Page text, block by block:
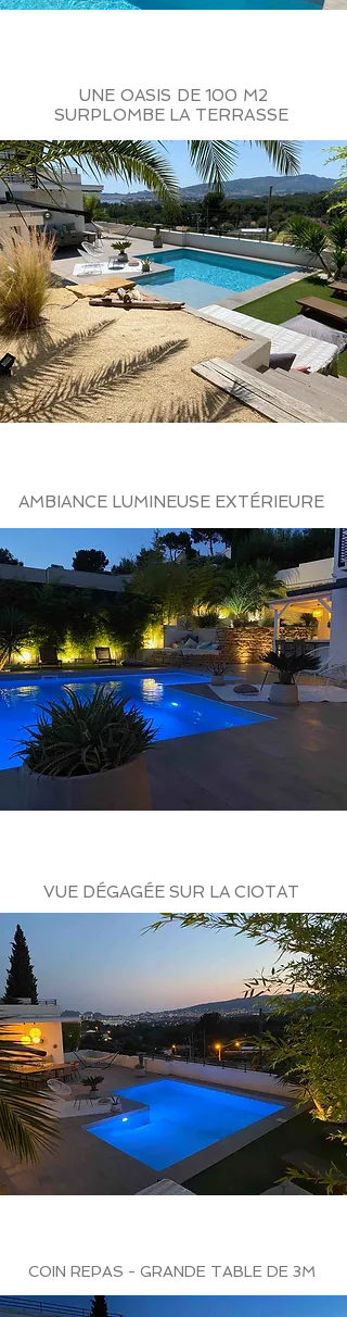
UNE OASIS DE 100 M2
SURPLOMBE LA TERRASSE
AMBIANCE LUMINEUSE EXTÉRIEURE
VUE DÉGAGÉE SUR LA CIOTAT
COIN REPAS - GRANDE TABLE DE 3M